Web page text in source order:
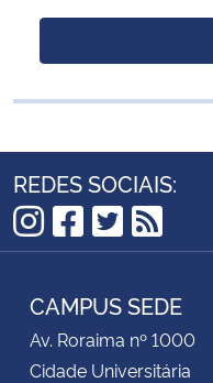
REDES SOCIAIS:
Instagram
Facebook
Twitter
RSS
CAMPUS SEDE
Av. Roraima nº 1000
Cidade Universitária